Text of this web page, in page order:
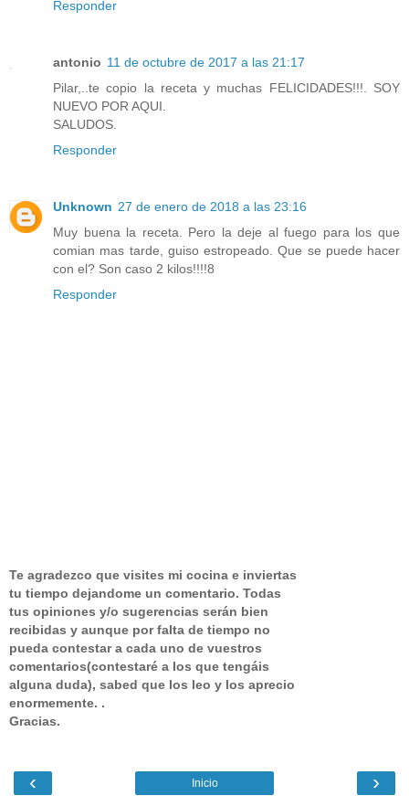
Responder
antonio 11 de octubre de 2017 a las 21:17
Pilar,..te copio la receta y muchas FELICIDADES!!!. SOY
NUEVO POR AQUI.
SALUDOS.
Responder
Unknown 27 de enero de 2018 a las 23:16
Muy buena la receta. Pero la deje al fuego para los que
comian mas tarde, guiso estropeado. Que se puede hacer
con el? Son caso 2 kilos!!!!8
Responder
Te agradezco que visites mi cocina e inviertas
tu tiempo dejandome un comentario. Todas
tus opiniones y/o sugerencias serán bien
recibidas y aunque por falta de tiempo no
pueda contestar a cada uno de vuestros
comentarios(contestaré a los que tengáis
alguna duda), sabed que los leo y los aprecio
enormemente. .
Gracias.
‹ ›
Inicio